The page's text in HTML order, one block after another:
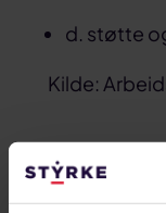
d. støtte
Kilde:
Håkon Bjerkeli